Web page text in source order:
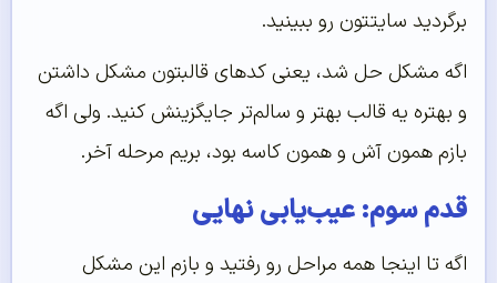
برگردید سایتتون رو ببینید.
اگه مشکل حل شد، یعنی کدهای قالبتون مشکل داشتن
و بهتره یه قالب بهتر و سالم‌تر جایگزینش کنید. ولی اگه
بازم همون آش و همون کاسه بود، بریم مرحله آخر.
قدم سوم: عیب‌یابی نهایی
اگه تا اینجا همه مراحل رو رفتید و بازم این مشکل